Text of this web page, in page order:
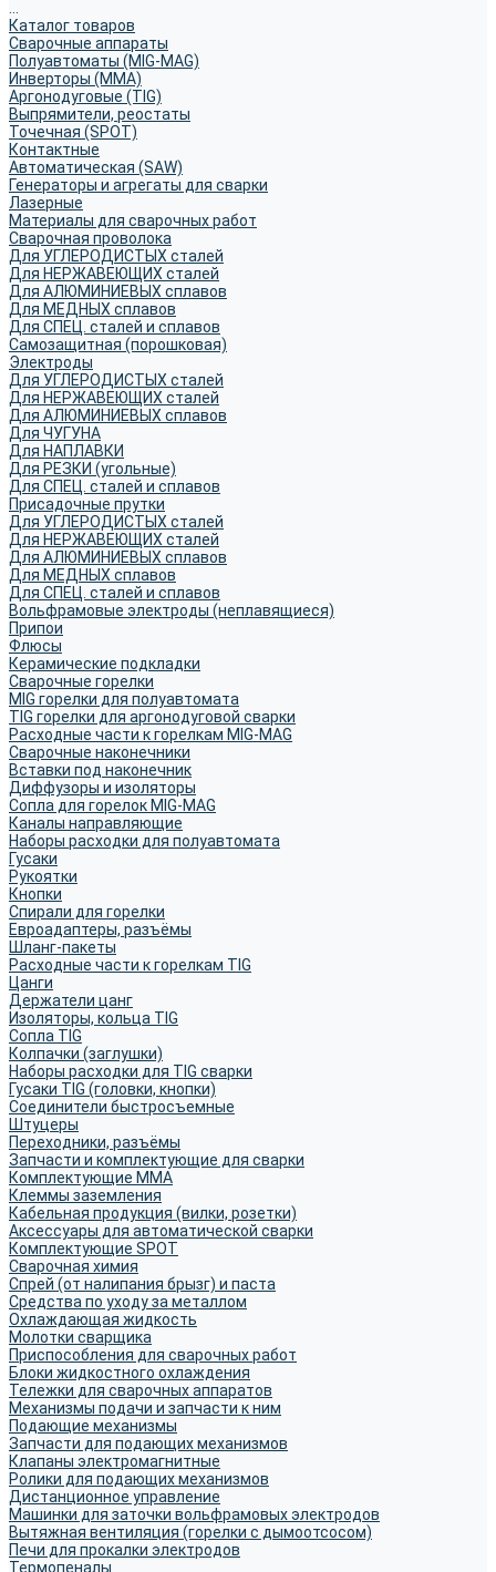
Каталог товаров
Сварочные аппараты
Полуавтоматы (MIG-MAG)
Инверторы (MMA)
Аргонодуговые (TIG)
Выпрямители, реостаты
Точечная (SPOT)
Контактные
Автоматическая (SAW)
Генераторы и агрегаты для сварки
Лазерные
Материалы для сварочных работ
Сварочная проволока
Для УГЛЕРОДИСТЫХ сталей
Для НЕРЖАВЕЮЩИХ сталей
Для АЛЮМИНИЕВЫХ сплавов
Для МЕДНЫХ сплавов
Для СПЕЦ. сталей и сплавов
Самозащитная (порошковая)
Электроды
Для УГЛЕРОДИСТЫХ сталей
Для НЕРЖАВЕЮЩИХ сталей
Для АЛЮМИНИЕВЫХ сплавов
Для ЧУГУНА
Для НАПЛАВКИ
Для РЕЗКИ (угольные)
Для СПЕЦ. сталей и сплавов
Присадочные прутки
Для УГЛЕРОДИСТЫХ сталей
Для НЕРЖАВЕЮЩИХ сталей
Для АЛЮМИНИЕВЫХ сплавов
Для МЕДНЫХ сплавов
Для СПЕЦ. сталей и сплавов
Вольфрамовые электроды (неплавящиеся)
Припои
Флюсы
Керамические подкладки
Сварочные горелки
MIG горелки для полуавтомата
TIG горелки для аргонодуговой сварки
Расходные части к горелкам MIG-MAG
Сварочные наконечники
Вставки под наконечник
Диффузоры и изоляторы
Сопла для горелок MIG-MAG
Каналы направляющие
Наборы расходки для полуавтомата
Гусаки
Рукоятки
Кнопки
Спирали для горелки
Евроадаптеры, разъёмы
Шланг-пакеты
Расходные части к горелкам TIG
Цанги
Держатели цанг
Изоляторы, кольца TIG
Сопла TIG
Колпачки (заглушки)
Наборы расходки для TIG сварки
Гусаки TIG (головки, кнопки)
Соединители быстросъемные
Штуцеры
Переходники, разъёмы
Запчасти и комплектующие для сварки
Комплектующие ММА
Клеммы заземления
Кабельная продукция (вилки, розетки)
Аксессуары для автоматической сварки
Комплектующие SPOT
Сварочная химия
Спрей (от налипания брызг) и паста
Средства по уходу за металлом
Охлаждающая жидкость
Молотки сварщика
Приспособления для сварочных работ
Блоки жидкостного охлаждения
Тележки для сварочных аппаратов
Механизмы подачи и запчасти к ним
Подающие механизмы
Запчасти для подающих механизмов
Клапаны электромагнитные
Ролики для подающих механизмов
Дистанционное управление
Машинки для заточки вольфрамовых электродов
Вытяжная вентиляция (горелки с дымоотсосом)
Печи для прокалки электродов
Термопеналы